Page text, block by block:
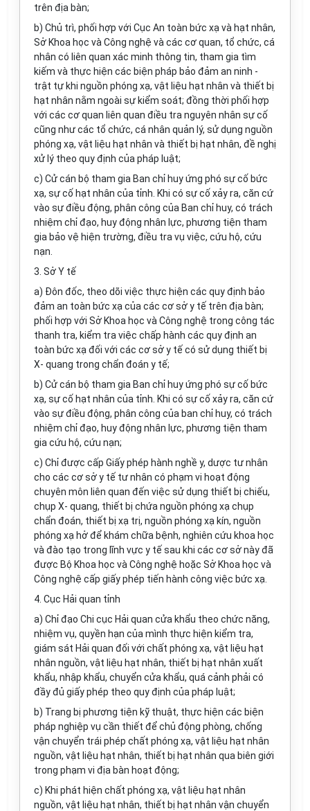
trên địa bàn;
b) Chủ trì, phối hợp với Cục An toàn bức xạ và hạt nhân,
Sở Khoa học và Công nghệ và các cơ quan, tổ chức, cá
nhân có liên quan xác minh thông tin, tham gia tìm
kiếm và thực hiện các biện pháp bảo đảm an ninh -
trật tự khi nguồn phóng xạ, vật liệu hạt nhân và thiết bị
hạt nhân nằm ngoài sự kiểm soát; đồng thời phối hợp
với các cơ quan liên quan điều tra nguyên nhân sự cố
cũng như các tổ chức, cá nhân quản lý, sử dụng nguồn
phóng xạ, vật liệu hạt nhân và thiết bị hạt nhân, đề nghị
xử lý theo quy định của pháp luật;
c) Cử cán bộ tham gia Ban chỉ huy ứng phó sự cố bức
xạ, sự cố hạt nhân của tỉnh. Khi có sự cố xảy ra, căn cứ
vào sự điều động, phân công của Ban chỉ huy, có trách
nhiệm chỉ đạo, huy động nhân lực, phương tiện tham
gia bảo vệ hiện trường, điều tra vụ việc, cứu hộ, cứu
nạn.
3. Sở Y tế
a) Đôn đốc, theo dõi việc thực hiện các quy định bảo
đảm an toàn bức xạ của các cơ sở y tế trên địa bàn;
phối hợp với Sở Khoa học và Công nghệ trong công tác
thanh tra, kiểm tra việc chấp hành các quy định an
toàn bức xạ đối với các cơ sở y tế có sử dụng thiết bị
X- quang trong chẩn đoán y tế;
b) Cử cán bộ tham gia Ban chỉ huy ứng phó sự cố bức
xạ, sự cố hạt nhân của tỉnh. Khi có sự cố xảy ra, căn cứ
vào sự điều động, phân công của ban chỉ huy, có trách
nhiệm chỉ đạo, huy động nhân lực, phương tiện tham
gia cứu hộ, cứu nạn;
c) Chỉ được cấp Giấy phép hành nghề y, dược tư nhân
cho các cơ sở y tế tư nhân có phạm vi hoạt động
chuyên môn liên quan đến việc sử dụng thiết bị chiếu,
chụp X- quang, thiết bị chứa nguồn phóng xạ chụp
chẩn đoán, thiết bị xạ trị, nguồn phóng xạ kín, nguồn
phóng xạ hở để khám chữa bệnh, nghiên cứu khoa học
và đào tạo trong lĩnh vực y tế sau khi các cơ sở này đã
được Bộ Khoa học và Công nghệ hoặc Sở Khoa học và
Công nghệ cấp giấy phép tiến hành công việc bức xạ.
4. Cục Hải quan tỉnh
a) Chỉ đạo Chi cục Hải quan cửa khẩu theo chức năng,
nhiệm vụ, quyền hạn của mình thực hiện kiểm tra,
giám sát Hải quan đối với chất phóng xạ, vật liệu hạt
nhân nguồn, vật liệu hạt nhân, thiết bị hạt nhân xuất
khẩu, nhập khẩu, chuyển cửa khẩu, quá cảnh phải có
đầy đủ giấy phép theo quy định của pháp luật;
b) Trang bị phương tiện kỹ thuật, thực hiện các biện
pháp nghiệp vụ cần thiết để chủ động phòng, chống
vận chuyển trái phép chất phóng xạ, vật liệu hạt nhân
nguồn, vật liệu hạt nhân, thiết bị hạt nhân qua biên giới
trong phạm vi địa bàn hoạt động;
c) Khi phát hiện chất phóng xạ, vật liệu hạt nhân
nguồn, vật liệu hạt nhân, thiết bị hạt nhân vận chuyển